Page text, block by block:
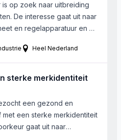
materialen zoals
en andere moeilijk
op zoek naar uitbreiding
De interesse gaat uit naar
en regelapparatuur en of
1.000.000 Euro liggen. Bij
nemen bedrijf in Nederland
Heel Nederland
sterke merkidentiteit
een gezond en
met een sterke merkidentiteit
gaat uit naar